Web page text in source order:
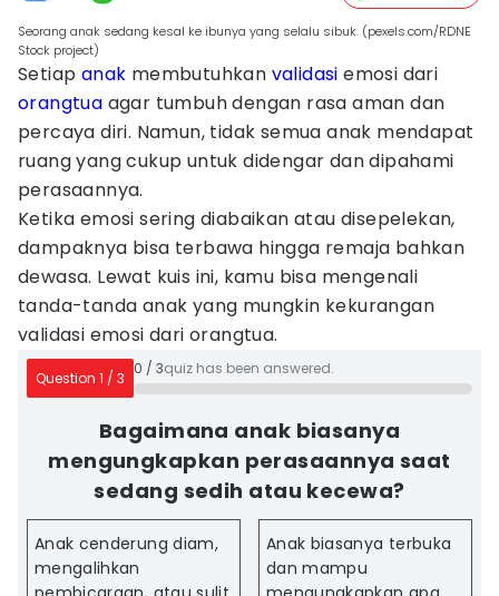
Seorang anak sedang kesal ke ibunya yang selalu sibuk. (pexels.com/RDNE
Stock project)
Setiap anak membutuhkan validasi emosi dari
orangtua agar tumbuh dengan rasa aman dan
percaya diri. Namun, tidak semua anak mendapat
ruang yang cukup untuk didengar dan dipahami
perasaannya.
Ketika emosi sering diabaikan atau disepelekan,
dampaknya bisa terbawa hingga remaja bahkan
dewasa. Lewat kuis ini, kamu bisa mengenali
tanda-tanda anak yang mungkin kekurangan
validasi emosi dari orangtua.
Question 1 / 3
0 / 3quiz has been answered.
Bagaimana anak biasanya
mengungkapkan perasaannya saat
sedang sedih atau kecewa?
Anak cenderung diam,
mengalihkan
Anak biasanya terbuka
dan mampu